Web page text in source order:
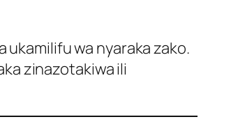
ukamilifu wa nyaraka zako.
zinazotakiwa ili